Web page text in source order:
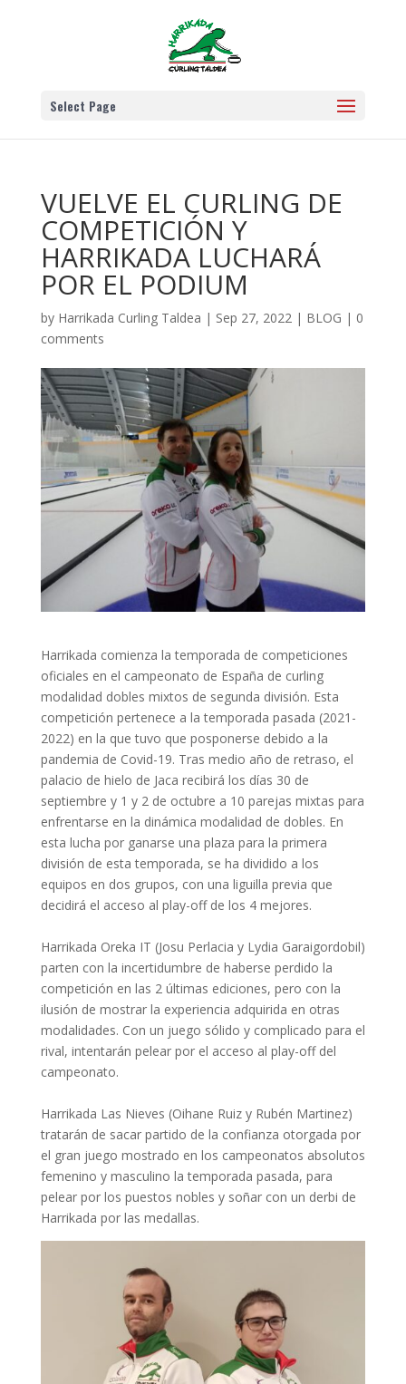
Select Page
VUELVE EL CURLING DE
COMPETICIÓN Y
HARRIKADA LUCHARÁ
POR EL PODIUM
by Harrikada Curling Taldea | Sep 27, 2022| BLOG | 0
comments
Harrikada comienza la temporada de competiciones
oficiales en el campeonato de España de curling
modalidad dobles mixtos de segunda división. Esta
competición pertenece a la temporada pasada (2021-
2022) en la que tuvo que posponerse debido a la
pandemia de Covid-19. Tras medio año de retraso, el
palacio de hielo de Jaca recibirá los días 30 de
septiembre y 1 y 2 de octubre a 10 parejas mixtas para
enfrentarse en la dinámica modalidad de dobles. En
esta lucha por ganarse una plaza para la primera
división de esta temporada, se ha dividido a los
equipos en dos grupos, con una liguilla previa que
decidirá el acceso al play-off de los 4 mejores.
Harrikada Oreka IT (Josu Perlacia y Lydia Garaigordobil)
parten con la incertidumbre de haberse perdido la
competición en las 2 últimas ediciones, pero con la
ilusión de mostrar la experiencia adquirida en otras
modalidades. Con un juego sólido y complicado para el
rival, intentarán pelear por el acceso al play-off del
campeonato.
Harrikada Las Nieves (Oihane Ruiz y Rubén Martinez)
tratarán de sacar partido de la confianza otorgada por
el gran juego mostrado en los campeonatos absolutos
femenino y masculino la temporada pasada, para
pelear por los puestos nobles y soñar con un derbi de
Harrikada por las medallas.